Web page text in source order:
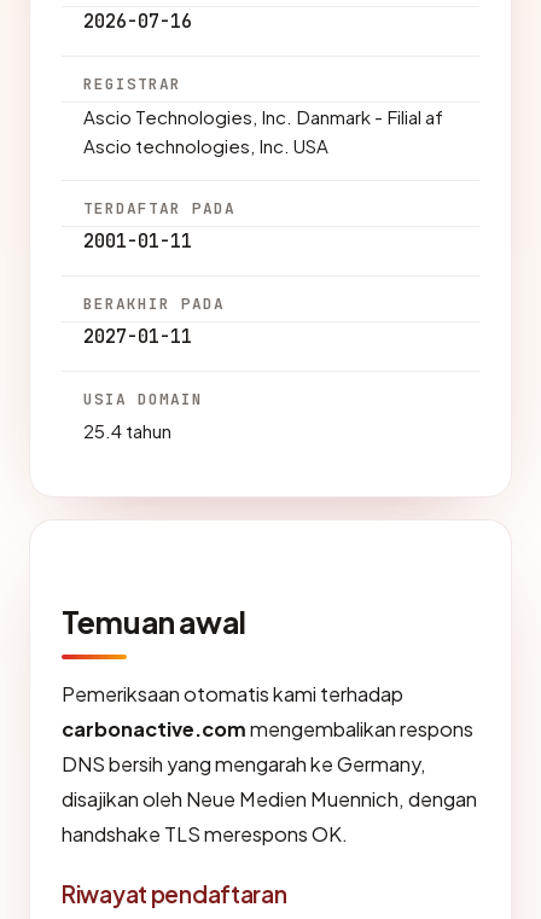
2026-07-16
REGISTRAR
Ascio Technologies, Inc. Danmark - Filial af
Ascio technologies, Inc. USA
TERDAFTAR PADA
2001-01-11
BERAKHIR PADA
2027-01-11
USIA DOMAIN
25.4 tahun
Temuan awal
Pemeriksaan otomatis kami terhadap
carbonactive.commengembalikan respons
DNS bersih yang mengarah ke Germany,
disajikan oleh Neue Medien Muennich, dengan
handshake TLS merespons OK.
Riwayat pendaftaran